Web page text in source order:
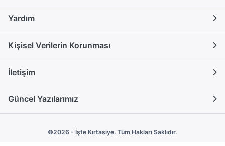
Yardım
Kişisel Verilerin Korunması
İletişim
Güncel Yazılarımız
©2026 - İşte Kırtasiye. Tüm Hakları Saklıdır.